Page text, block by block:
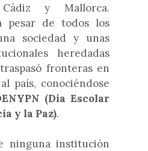
y Mallorca.
pesar de todos los
sociedad y unas
heredadas
fronteras en
país, conociéndose
(Día Escolar
y la Paz).
ninguna institución